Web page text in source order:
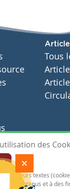
Tous
notre newsletter
des
traceurs textes
contenus et à des